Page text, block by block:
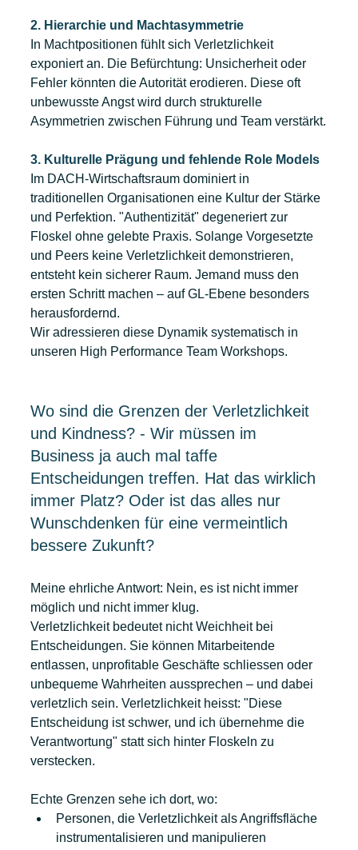
2. Hierarchie und Machtasymmetrie
In Machtpositionen fühlt sich Verletzlichkeit
exponiert an. Die Befürchtung: Unsicherheit oder
Fehler könnten die Autorität erodieren. Diese oft
unbewusste Angst wird durch strukturelle
Asymmetrien zwischen Führung und Team verstärkt.
3. Kulturelle Prägung und fehlende Role Models
Im DACH-Wirtschaftsraum dominiert in
traditionellen Organisationen eine Kultur der Stärke
und Perfektion. "Authentizität" degeneriert zur
Floskel ohne gelebte Praxis. Solange Vorgesetzte
und Peers keine Verletzlichkeit demonstrieren,
entsteht kein sicherer Raum. Jemand muss den
ersten Schritt machen – auf GL-Ebene besonders
herausfordernd.
Wir adressieren diese Dynamik systematisch in
unseren High Performance Team Workshops.
Wo sind die Grenzen der Verletzlichkeit
und Kindness? - Wir müssen im
Business ja auch mal taffe
Entscheidungen treffen. Hat das wirklich
immer Platz? Oder ist das alles nur
Wunschdenken für eine vermeintlich
bessere Zukunft?
Meine ehrliche Antwort: Nein, es ist nicht immer
möglich und nicht immer klug.
Verletzlichkeit bedeutet nicht Weichheit bei
Entscheidungen. Sie können Mitarbeitende
entlassen, unprofitable Geschäfte schliessen oder
unbequeme Wahrheiten aussprechen – und dabei
verletzlich sein. Verletzlichkeit heisst: "Diese
Entscheidung ist schwer, und ich übernehme die
Verantwortung" statt sich hinter Floskeln zu
verstecken.
Echte Grenzen sehe ich dort, wo:
Personen, die Verletzlichkeit als Angriffsfläche
instrumentalisieren und manipulieren